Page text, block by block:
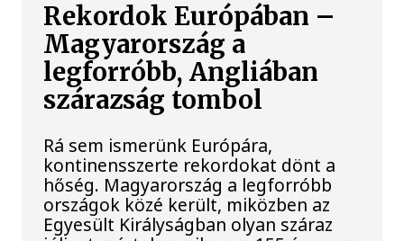
Rekordok Európában –
Magyarország a
legforróbb, Angliában
szárazság tombol
Rá sem ismerünk Európára,
kontinensszerte rekordokat dönt a
hőség. Magyarország a legforróbb
országok közé került, miközben az
Egyesült Királyságban olyan száraz